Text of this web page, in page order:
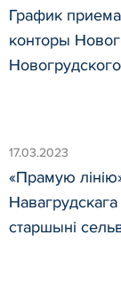
График
конторы
17.03.2023
«Прамую
старшыні